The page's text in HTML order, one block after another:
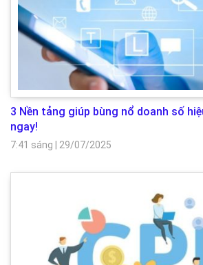
3 Nền tảng giúp bùng nổ doanh số
ngay!
7:41 sáng 29/07/2025